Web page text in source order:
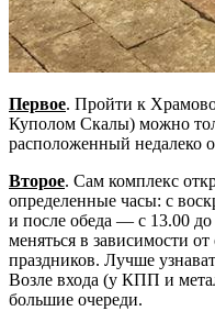
Первое. Пройти к
Куполом Скалы) можно
расположенный недалеко
Второе. Сам комплекс
определенные часы: с
и после обеда — с 13.00
меняться в зависимости
праздников. Лучше
Возле входа (у КПП и
большие очереди.